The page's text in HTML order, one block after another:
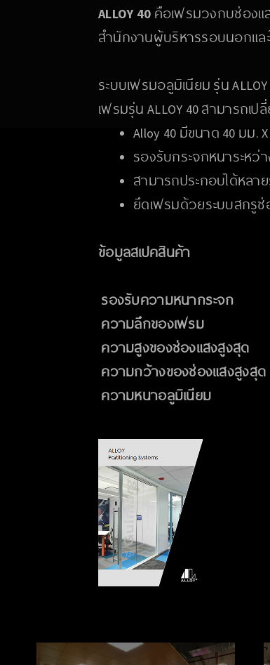
ALLOY 40 คือเฟรมวงกบช่องแ
สำนักงานผู้บริหารรอบนอกแ
ระบบเฟรมอลูมิเนียม รุ่น
เฟรมรุ่น ALLOY 40 สามารถ
Alloy 40 มีขนาด 40 มม.
รองรับกระจกหนาระหว่า
สามารถประกอบได้หลา
ยึดเฟรมด้วยระบบสกรูซ่
ข้อมูลสเปคสินค้า
รองรับความหนากระจก
ความลึกของเฟรม
ความสูงของช่องแสงสูงสุด
ความกว้างของช่องแสงสูงสุด
ความหนาอลูมิเนียม